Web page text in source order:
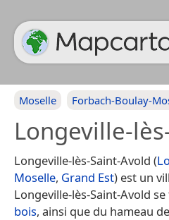
Moselle Forbach-Boulay-
Longeville-
Longeville-lès-Saint-Avold (
Moselle, Grand Est) est un
Longeville-lès-Saint-Avold
bois, ainsi que du hameau de